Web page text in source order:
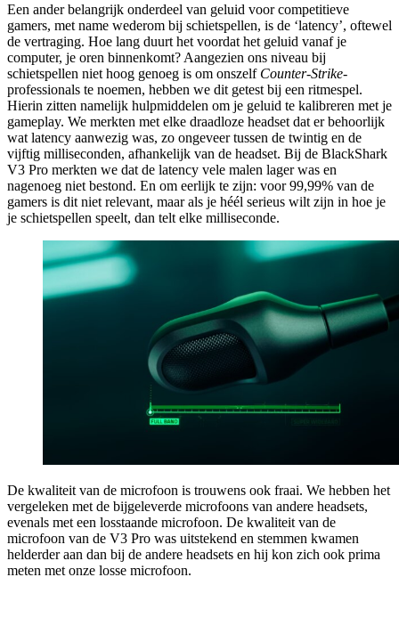
Een ander belangrijk onderdeel van geluid voor competitieve
gamers, met name wederom bij schietspellen, is de ‘latency’, oftewel
de vertraging. Hoe lang duurt het voordat het geluid vanaf je
computer, je oren binnenkomt? Aangezien ons niveau bij
schietspellen niet hoog genoeg is om onszelf Counter-Strike-
professionals te noemen, hebben we dit getest bij een ritmespel.
Hierin zitten namelijk hulpmiddelen om je geluid te kalibreren met je
gameplay. We merkten met elke draadloze headset dat er behoorlijk
wat latency aanwezig was, zo ongeveer tussen de twintig en de
vijftig milliseconden, afhankelijk van de headset. Bij de BlackShark
V3 Pro merkten we dat de latency vele malen lager was en
nagenoeg niet bestond. En om eerlijk te zijn: voor 99,99% van de
gamers is dit niet relevant, maar als je héél serieus wilt zijn in hoe je
je schietspellen speelt, dan telt elke milliseconde.
De kwaliteit van de microfoon is trouwens ook fraai. We hebben het
vergeleken met de bijgeleverde microfoons van andere headsets,
evenals met een losstaande microfoon. De kwaliteit van de
microfoon van de V3 Pro was uitstekend en stemmen kwamen
helderder aan dan bij de andere headsets en hij kon zich ook prima
meten met onze losse microfoon.